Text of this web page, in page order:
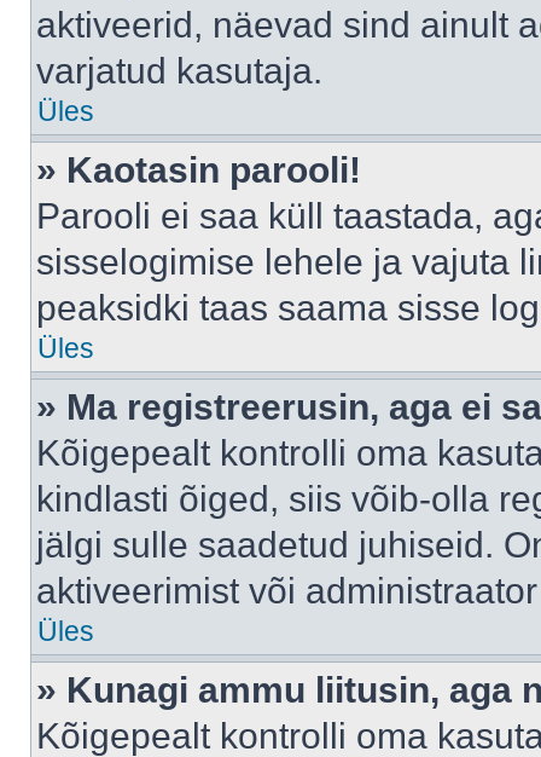
aktiveerid, näevad sind ainult
varjatud kasutaja.
Üles
» Kaotasin parooli!
Parooli ei saa küll taastada,
sisselogimise lehele ja vajuta
peaksidki taas saama sisse
Üles
» Ma registreerusin, aga ei
Kõigepealt kontrolli oma
kindlasti õiged, siis võib-olla
jälgi sulle saadetud juhiseid.
aktiveerimist või
Üles
» Kunagi ammu liitusin, aga
Kõigepealt kontrolli oma